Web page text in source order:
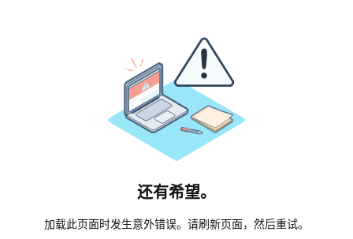
还有希望。
加载此页面时发生意外错误。请刷新页面，然后重试。